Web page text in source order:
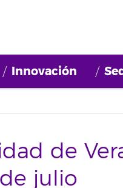
Innovación
de
julio